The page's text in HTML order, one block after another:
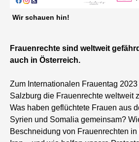
Wir schauen hin!
Frauenrechte sind weltweit
auch in Österreich.
Zum Internationalen Frauentag
Salzburg die Frauenrechte weltweit
Was haben geflüchtete Frauen aus
Syrien und Somalia gemeinsam?
Beschneidung von Frauenrechten